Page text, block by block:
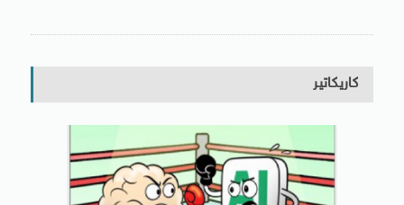
كاريكاتير